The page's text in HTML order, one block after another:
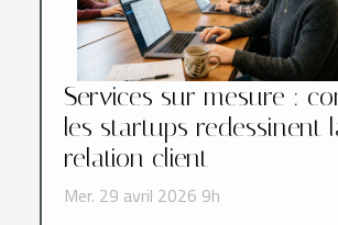
Services sur mesure :
les startups redessinent
relation client
Mer. 29 avril 2026 9h